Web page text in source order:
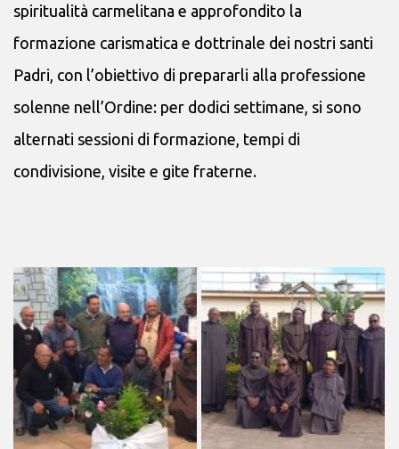
spiritualità carmelitana e approfondito la
formazione carismatica e dottrinale dei nostri santi
Padri, con l’obiettivo di prepararli alla professione
solenne nell’Ordine: per dodici settimane, si sono
alternati sessioni di formazione, tempi di
condivisione, visite e gite fraterne.